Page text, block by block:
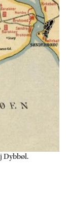
Dybbøl.